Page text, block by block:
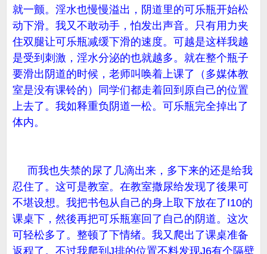
就一颤。淫水也慢慢溢出，阴道里的可乐瓶开始松
动下滑。我又不敢动手，怕发出声音。只有用力夹
住双腿让可乐瓶减缓下滑的速度。可越是这样我越
是受到刺激，淫水分泌的也就越多。就在整个瓶子
要滑出阴道的时候，老师叫唤着上课了（多媒体教
室是没有课铃的）同学们都走着回到原自己的位置
上去了。我如释重负阴道一松。可乐瓶完全掉出了
体内。
而我也失禁的尿了几滴出来，多下来的还是给我
忍住了。这可是教室。在教室撒尿给发现了後果可
不堪设想。我把书包从自己的身上取下放在了I10的
课桌下，然後再把可乐瓶塞回了自己的阴道。这次
可轻松多了。整顿了下情绪。我又爬出了课桌准备
返程了。不过我爬到J排的位置不料发现J6有个隔壁